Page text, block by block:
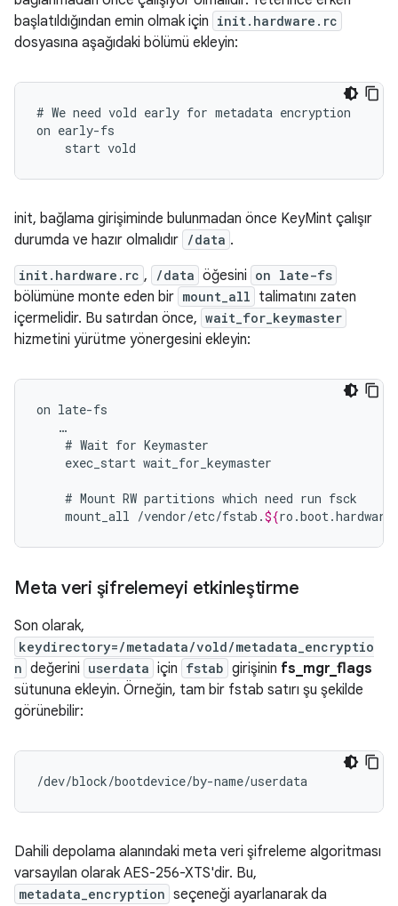
başlatıldığından emin olmak için init.hardware.rc
dosyasına aşağıdaki bölümü ekleyin:
# We need vold early for metadata encryption
on early-fs
    start vold
init, bağlama girişiminde bulunmadan önce KeyMint çalışır
durumda ve hazır olmalıdır /data .
init.hardware.rc , /data öğesini on late-fs
bölümüne monte eden bir mount_all talimatını zaten
içermelidir. Bu satırdan önce, wait_for_keymaster
hizmetini yürütme yönergesini ekleyin:
on
…
# Wait for
exec_start wait_for_keymaster
# Mount RW partitions which need run
mount_all /vendor/etc/fstab.${ro .boot.hardware
Meta veri şifrelemeyi etkinleştirme
Son olarak,
keydirectory=/metadata/vold/metadata_encryptio
n değerini userdata için fstab girişinin fs_mgr_flags
sütununa ekleyin. Örneğin, tam bir fstab satırı şu şekilde
görünebilir:
/dev/block/bootdevice/by-name/userdata
Dahili depolama alanındaki meta veri şifreleme algoritması
varsayılan olarak AES-256-XTS'dir. Bu,
metadata_encryption seçeneği ayarlanarak da